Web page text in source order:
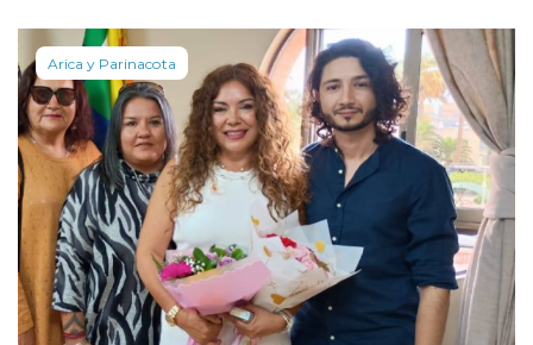
Arica y Parinacota